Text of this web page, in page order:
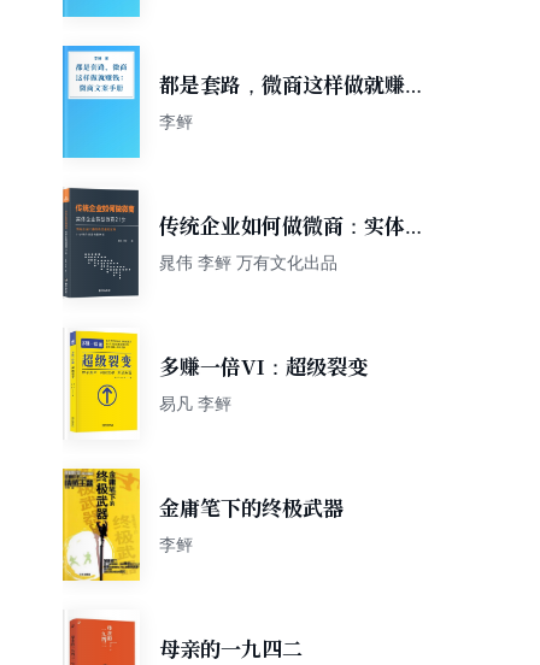
都是套路，微商这样做就赚
钱：微商文案手册
李鲆
传统企业如何做微商：实体企
业转型微商21步
晁伟 李鲆 万有文化出品
多赚一倍VI：超级裂变
易凡 李鲆
金庸笔下的终极武器
李鲆
母亲的一九四二